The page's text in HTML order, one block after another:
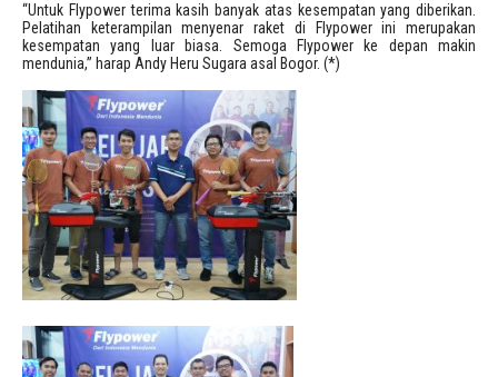
“Untuk Flypower terima kasih banyak atas kesempatan yang diberikan.
Pelatihan keterampilan menyenar raket di Flypower ini merupakan
kesempatan yang luar biasa. Semoga Flypower ke depan makin
mendunia,” harap Andy Heru Sugara asal Bogor. (*)